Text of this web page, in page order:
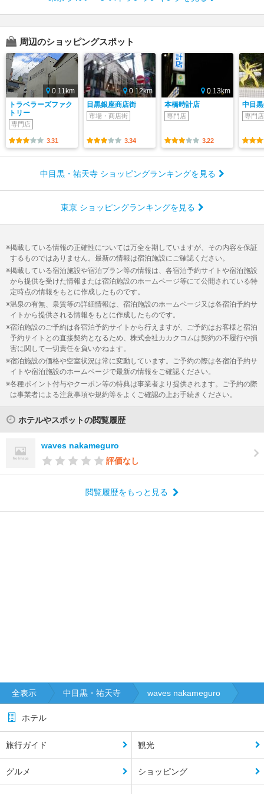
周辺のショッピングスポット
0.11km
トラベラーズファク
トリー
専門店
3.31
0.12km
目黒銀座商店街
市場・商店街
3.34
0.13km
本橋時計店
専門店
3.22
中目
専門店
中目黒・祐天寺 ショッピングランキングを見る
東京 ショッピングランキングを見る
掲載している情報の正確性については万全を期していますが、その内容を保証
するものではありません。最新の情報は宿泊施設にご確認ください。
掲載している宿泊施設や宿泊プラン等の情報は、各宿泊予約サイトや宿泊施設
から提供を受けた情報または宿泊施設のホームページ等にて公開されている特
定時点の情報をもとに作成したものです。
温泉の有無、泉質等の詳細情報は、宿泊施設のホームページ又は各宿泊予約サ
イトから提供される情報をもとに作成したものです。
宿泊施設のご予約は各宿泊予約サイトから行えますが、ご予約はお客様と宿泊
予約サイトとの直接契約となるため、株式会社カカクコムは契約の不履行や損
害に関して一切責任を負いかねます。
宿泊施設の価格や空室状況は常に変動しています。ご予約の際は各宿泊予約サ
イトや宿泊施設のホームページで最新の情報をご確認ください。
各種ポイント付与やクーポン等の特典は事業者より提供されます。ご予約の際
は事業者による注意事項や規約等をよくご確認の上お手続きください。
ホテルやスポットの閲覧履歴
waves nakameguro
評価なし
閲覧履歴をもっと見る
全表示 中目黒・祐天寺 waves nakameguro
ホテル
旅行ガイド 観光
グルメ ショッピング